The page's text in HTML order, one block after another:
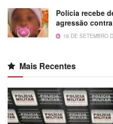
Polícia recebe
agressão
16 DE SETEMBRO
Mais Recentes